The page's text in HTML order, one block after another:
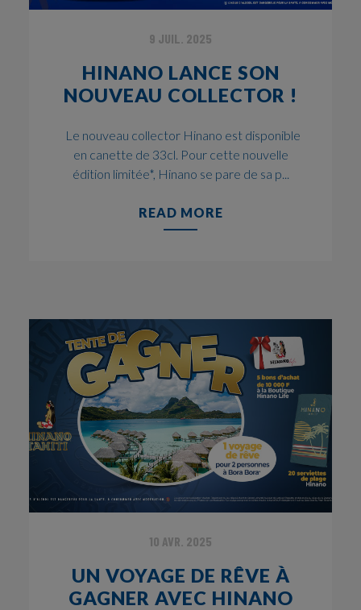
9 JUIL. 2025
HINANO LANCE SON
NOUVEAU COLLECTOR !
Le nouveau collector Hinano est disponible
en canette de 33cl. Pour cette nouvelle
édition limitée*, Hinano se pare de sa p...
READ MORE
10 AVR. 2025
UN VOYAGE DE RÊVE À
GAGNER AVEC HINANO